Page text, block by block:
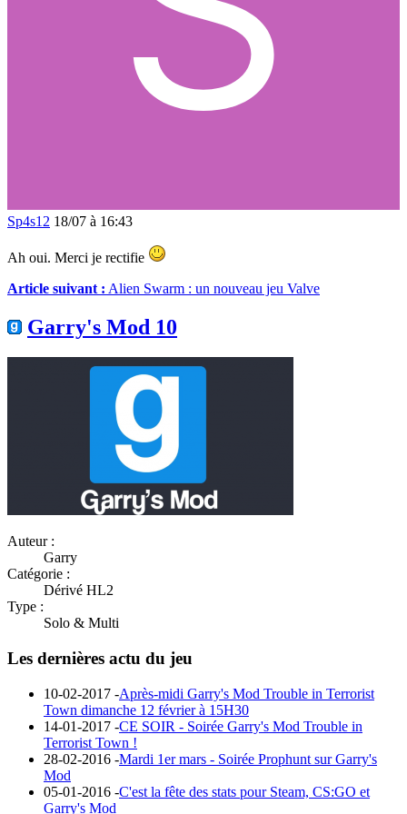
Sp4s12 18/07 à 16:43
Ah oui. Merci je rectifie
Article suivant : Alien Swarm : un nouveau jeu Valve
Garry's Mod 10
Auteur :
Garry
Catégorie :
Dérivé HL2
Type :
Solo & Multi
Les dernières actu du jeu
10-02-2017 -Après-midi Garry's Mod Trouble in Terrorist
Town dimanche 12 février à 15H30
14-01-2017 -CE SOIR - Soirée Garry's Mod Trouble in
Terrorist Town !
28-02-2016 -Mardi 1er mars - Soirée Prophunt sur Garry's
Mod
05-01-2016 -C'est la fête des stats pour Steam, CS:GO et
Garry's Mod